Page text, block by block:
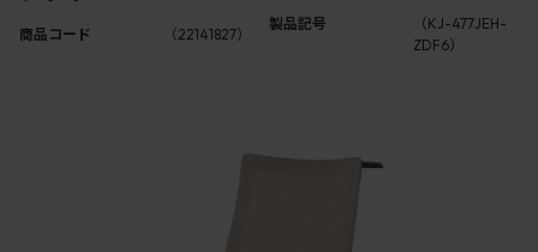
商品コード （22141827）
製品記号
（KJ-477JEH-
ZDF6）